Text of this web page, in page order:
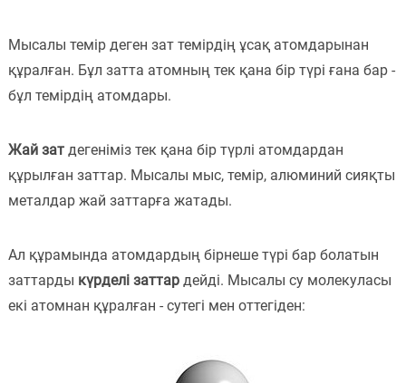
Мысалы темір деген зат темірдің ұсақ атомдарынан
құралған. Бұл затта атомның тек қана бір түрі ғана бар -
бұл темірдің атомдары.
Жай затдегеніміз тек қана бір түрлі атомдардан
құрылған заттар. Мысалы мыс, темір, алюминий сияқты
металдар жай заттарға жатады.
Ал құрамында атомдардың бірнеше түрі бар болатын
заттарды күрделі заттардейді. Мысалы су молекуласы
екі атомнан құралған - сутегі мен оттегіден: